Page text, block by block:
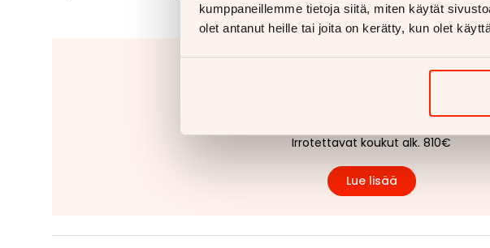
kumppaneillemme tietoja siitä, miten käytät
olet antanut heille tai joita on kerätty, kun olet
Jäitkö kaipaamaan
Irrotettavat koukut alk. 810€
Lue lisää